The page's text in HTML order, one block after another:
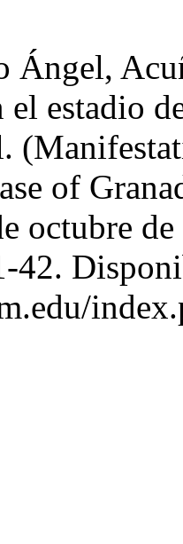
Ángel,
el estadio
of
octubre
42.